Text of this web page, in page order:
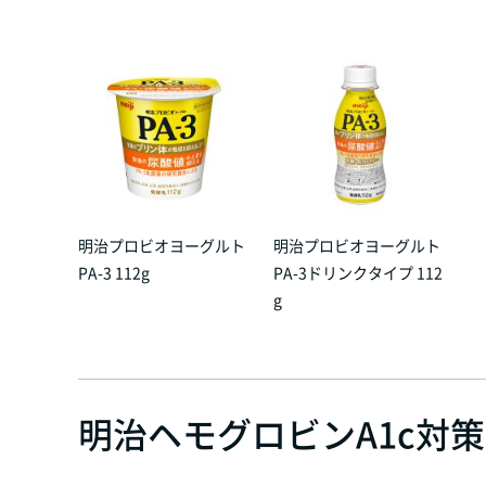
明治プロビオヨーグルト
PA-3 112g
明治プロビオヨーグルト
PA-3ドリンクタイプ 112
g
明治ヘモグロビンA1c対